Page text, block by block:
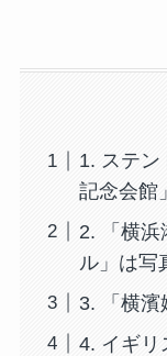
1. ステン
記念会館」
2. 「横浜
ル」は写
3. 「横濱
4. イギリ